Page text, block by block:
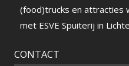
(food)trucks en attracties
met ESVE Spuiterij in
CONTACT